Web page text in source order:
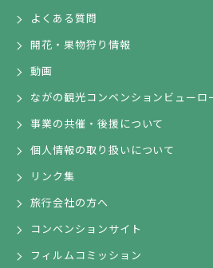
よくある質問
開花・果物狩り情報
動画
ながの観光コンベンションビューロ
事業の共催・後援について
個人情報の取り扱いについて
リンク集
旅行会社の方へ
コンベンションサイト
フィルムコミッション